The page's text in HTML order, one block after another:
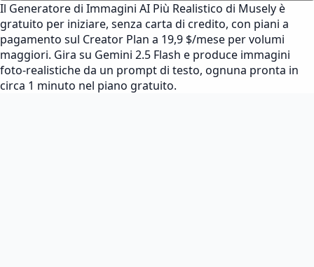
Il Generatore di Immagini AI Più Realistico di Musely è
gratuito per iniziare, senza carta di credito, con piani a
pagamento sul Creator Plan a 19,9 $/mese per volumi
maggiori. Gira su Gemini 2.5 Flash e produce immagini
foto-realistiche da un prompt di testo, ognuna pronta in
circa 1 minuto nel piano gratuito.